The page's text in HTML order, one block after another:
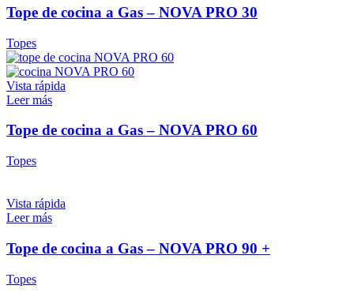
Tope de cocina a Gas – NOVA PRO 30
Topes
Vista rápida
Leer más
Tope de cocina a Gas – NOVA PRO 60
Topes
Vista rápida
Leer más
Tope de cocina a Gas – NOVA PRO 90 +
Topes